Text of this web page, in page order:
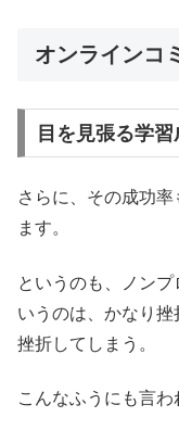
オンラインコ
目を見張る学
さらに、その成功
ます。
というのも、ノン
いうのは、かなり
挫折してしまう。
こんなふうにも言わ